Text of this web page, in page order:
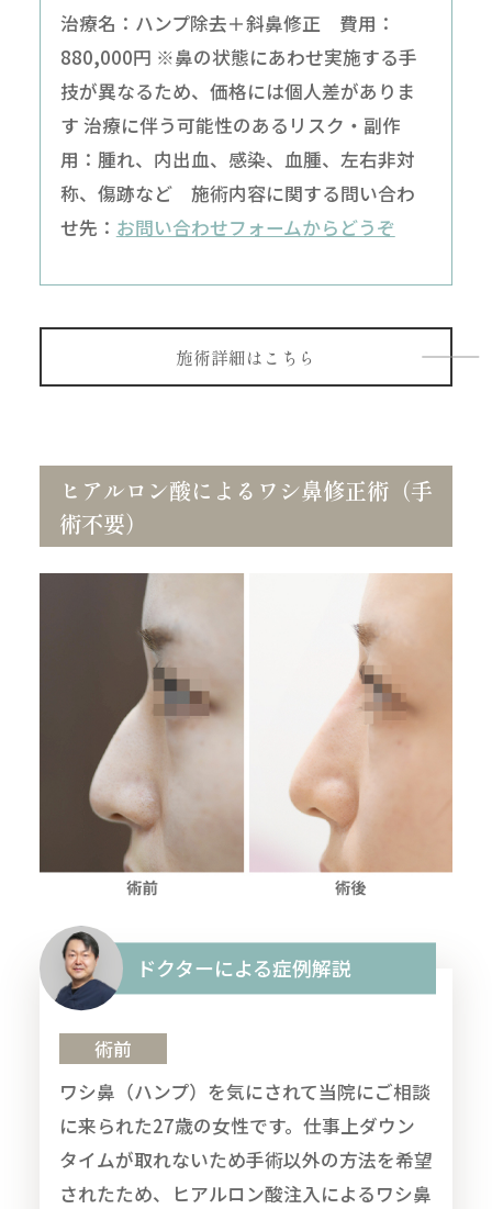
治療名：ハンプ除去＋斜鼻修正 費用：
880,000円 ※鼻の状態にあわせ実施する手
技が異なるため、価格には個人差がありま
す 治療に伴う可能性のあるリスク・副作
用：腫れ、内出血、感染、血腫、左右非対
称、傷跡など 施術内容に関する問い合わ
せ先： お問い合わせフォームからどうぞ
施術詳細はこちら
ヒアルロン酸によるワシ鼻修正術（手
術不要）
ドクターによる症例解説
術前
ワシ鼻（ハンプ）を気にされて当院にご相談
に来られた27歳の女性です。仕事上ダウン
タイムが取れないため手術以外の方法を希望
されたため、ヒアルロン酸注入によるワシ鼻